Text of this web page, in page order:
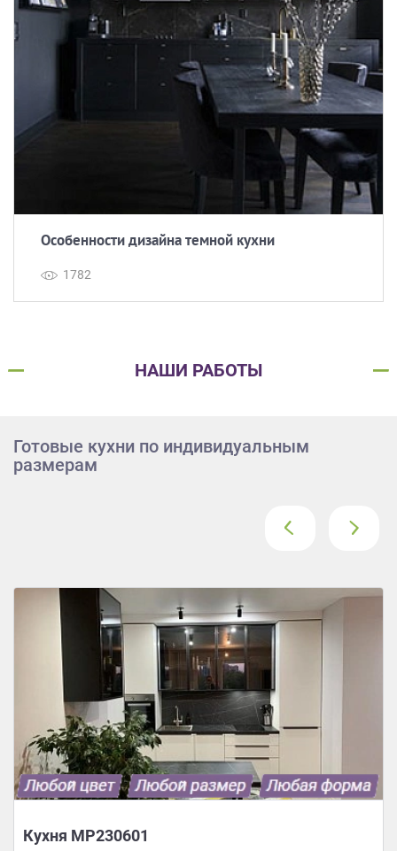
Особенности дизайна темной кухни
1782
НАШИ РАБОТЫ
Готовые кухни по индивидуальным
размерам
Кухня МР230601